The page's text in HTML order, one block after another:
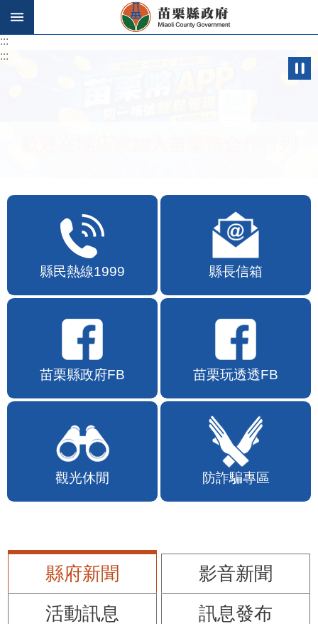
跳到主要內容區塊
:::
:::
縣民熱線1999 縣長信箱
苗栗縣政府FB 苗栗玩透透FB
觀光休閒 防詐騙專區
縣府新聞
影音新聞
活動訊息
訊息發布